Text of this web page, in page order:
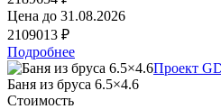
Цена до 31.08.2026
2109013 ₽
Подробнее
Проект
Баня из бруса 6.5×4.6
Стоимость